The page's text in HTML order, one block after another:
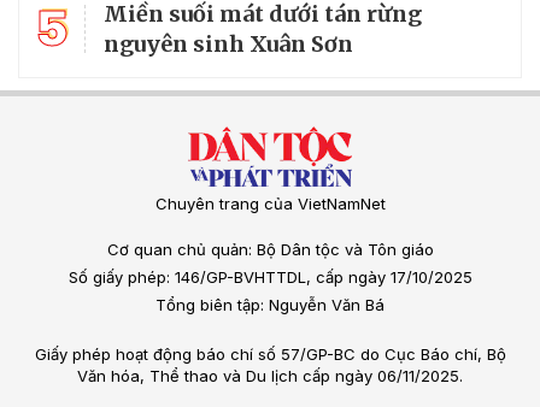
5
Miền suối mát dưới tán rừng
nguyên sinh Xuân Sơn
Chuyên trang của VietNamNet
Cơ quan chủ quản: Bộ Dân tộc và Tôn giáo
Số giấy phép: 146/GP-BVHTTDL, cấp ngày 17/10/2025
Tổng biên tập: Nguyễn Văn Bá
Giấy phép hoạt động báo chí số 57/GP-BC do Cục Báo chí, Bộ
Văn hóa, Thể thao và Du lịch cấp ngày 06/11/2025.